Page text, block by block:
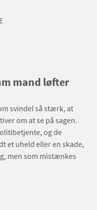
mand løfter
svindel så stærk, at
om at se på sagen.
og de
et uheld eller en skade,
men som mistænkes